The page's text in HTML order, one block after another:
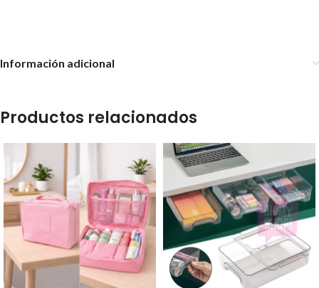
Información adicional
Productos relacionados